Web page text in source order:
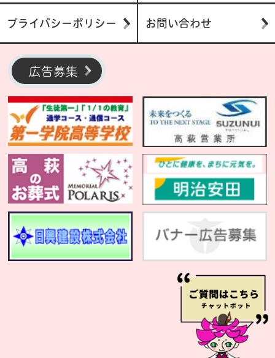
プライバシーポリシー お問い合わせ
広告募集